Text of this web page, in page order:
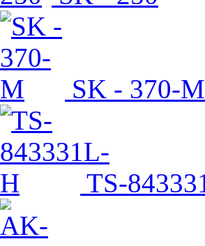
SK - 370-M
TS-